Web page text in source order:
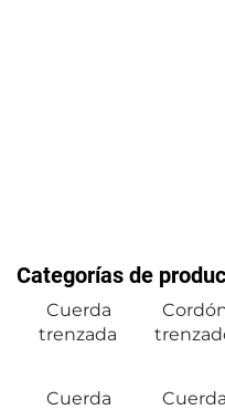
Categorías de
Cuerda
trenzada
Cuerda
Cuerda